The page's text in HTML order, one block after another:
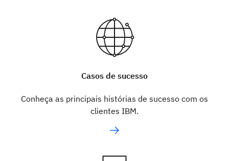
Casos de sucesso
Conheça as principais histórias de sucesso com os
clientes IBM.